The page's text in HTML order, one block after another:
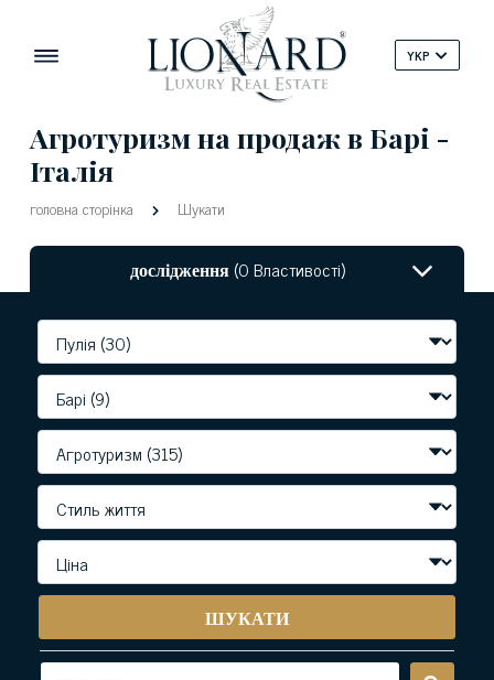
YKP
Агротуризм на продаж в Барі -
Італія
головна сторінка Шукати
дослідження(0 Властивості)
ШУКАТИ